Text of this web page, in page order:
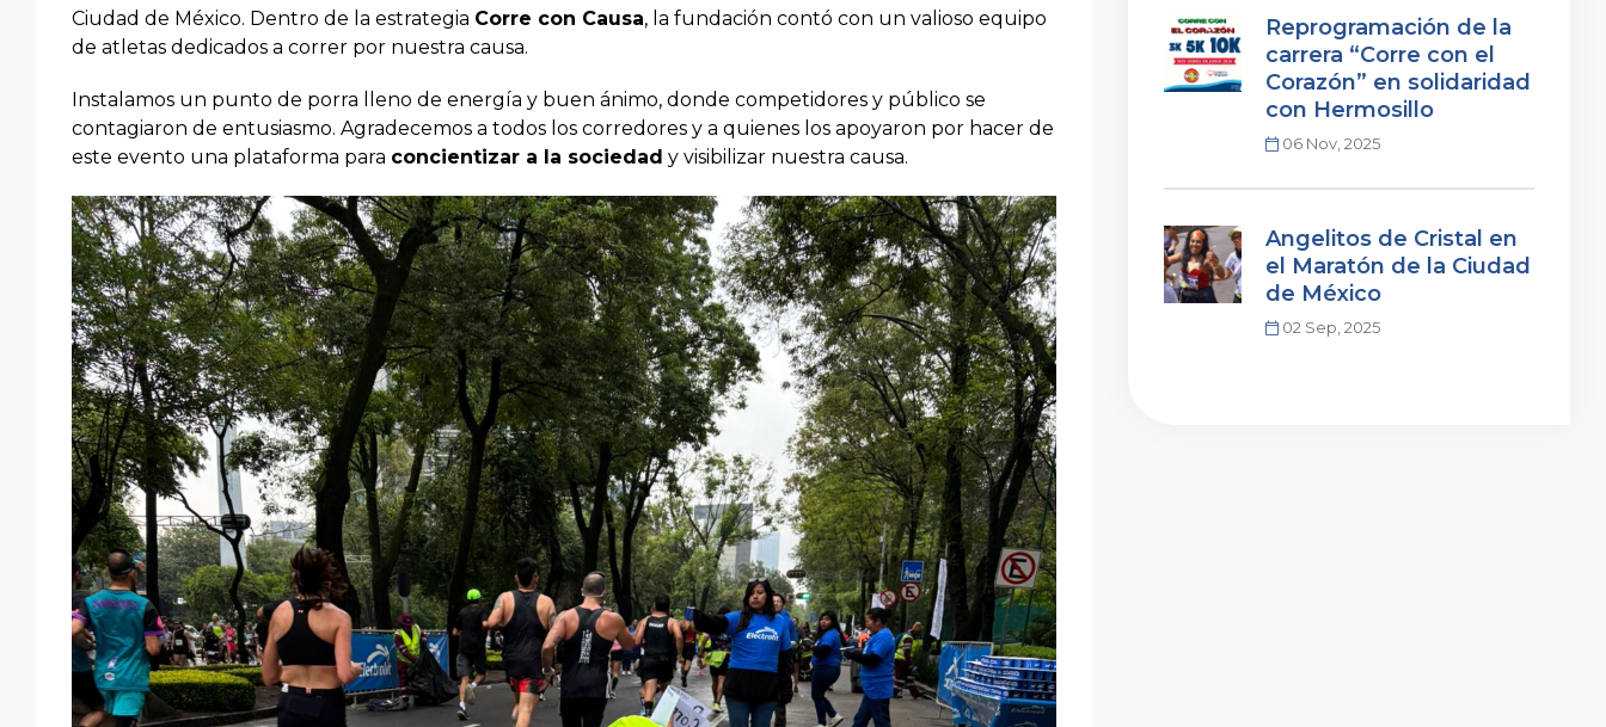
Ciudad de México. Dentro de la estrategia Corre con Causa, la fundación contó con un valioso equipo
de atletas dedicados a correr por nuestra causa.
Instalamos un punto de porra lleno de energía y buen ánimo, donde competidores y público se
contagiaron de entusiasmo. Agradecemos a todos los corredores y a quienes los apoyaron por hacer de
este evento una plataforma para concientizar a la sociedad y visibilizar nuestra causa.
Reprogramación de la
carrera “Corre con el
Corazón” en solidaridad
con Hermosillo
06 Nov, 2025
Angelitos de Cristal en
el Maratón de la Ciudad
de México
02 Sep, 2025